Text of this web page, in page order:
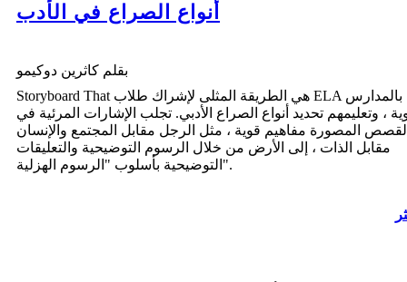
أنواع الصراع في الأدب
بقلم كاثرين دوكيمو
Storyboard That هي الطريقة المثلى لإشراك طلاب ELA بالمدارس
، وتعليمهم تحديد أنواع الصراع الأدبي. تجلب الإشارات المرئية في
المصورة مفاهيم قوية ، مثل الرجل مقابل المجتمع والإنسان
مقابل الذات ، إلى الأرض من خلال الرسوم التوضيحية والتعليقات
التوضيحية بأسلوب "الرسوم الهزلية".